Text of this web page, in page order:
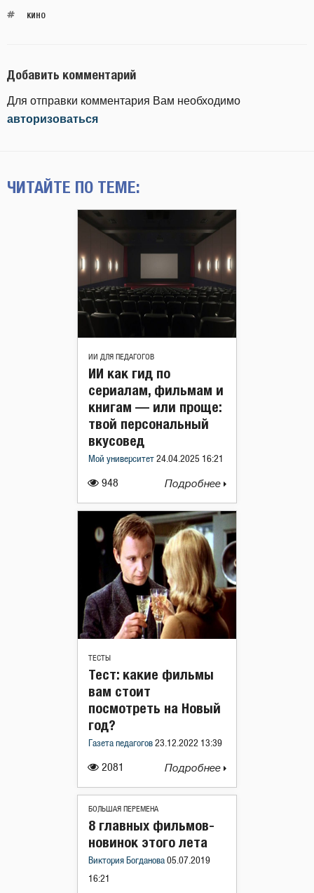
КИНО
Добавить комментарий
Для отправки комментария Вам необходимо
авторизоваться
ЧИТАЙТЕ ПО ТЕМЕ:
ИИ ДЛЯ ПЕДАГОГОВ
948
ИИ как гид по
сериалам, фильмам и
книгам — или проще:
твой персональный
вкусовед
Мой университет 24.04.2025 16:21
Подробнее
ТЕСТЫ
2081
Тест: какие фильмы
вам стоит
посмотреть на Новый
год?
Газета педагогов 23.12.2022 13:39
Подробнее
БОЛЬШАЯ ПЕРЕМЕНА
8 главных фильмов-
новинок этого лета
Виктория Богданова 05.07.2019
16:21